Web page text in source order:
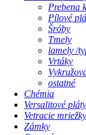
Prebena
Pílové
Šróby
Tmely
lamely /
Vrtáky
ostatné
Chémia
Versalitové pláty
Vetracie mriežky
Zámky